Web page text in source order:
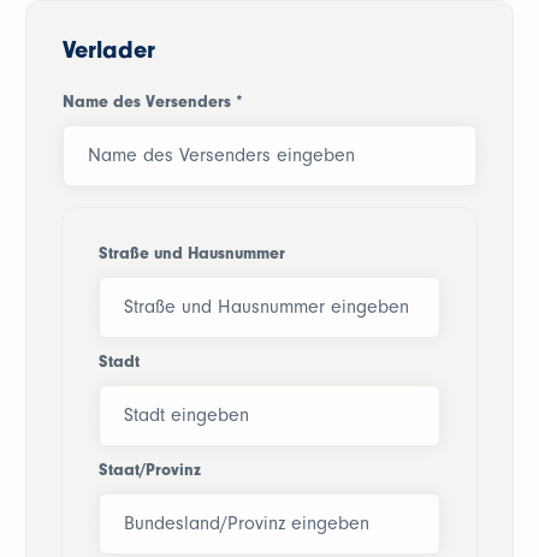
Verlader
Name des Versenders *
Straße und Hausnummer
Stadt
Staat/Provinz